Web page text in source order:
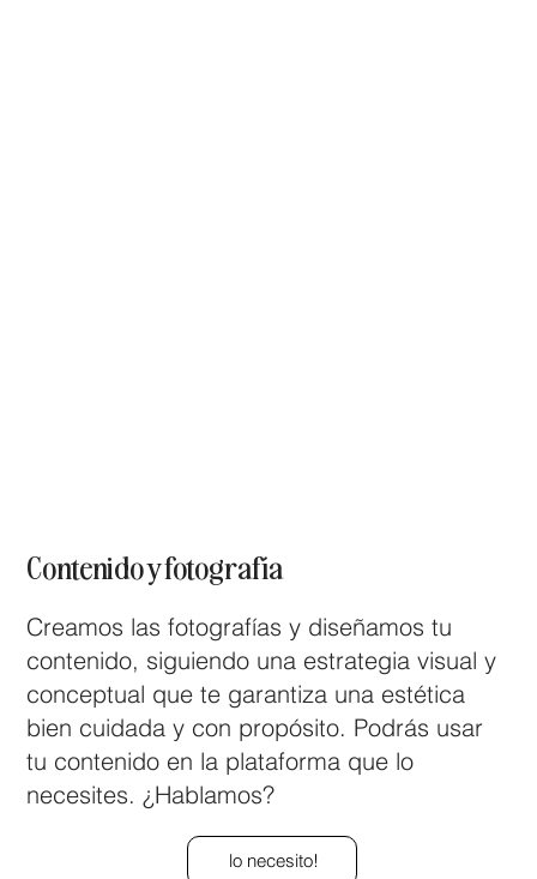
Contenido y fotografía
Creamos las fotografías y diseñamos tu
contenido, siguiendo una estrategia visual y
conceptual que te garantiza una estética
bien cuidada y con propósito. Podrás usar
tu contenido en la plataforma que lo
necesites. ¿Hablamos?
lo necesito!